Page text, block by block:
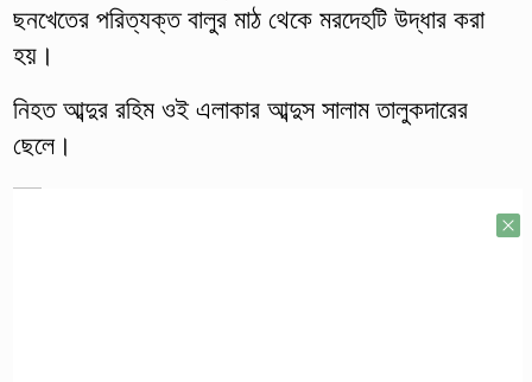
ছনখেতের পরিত্যক্ত বালুর মাঠ থেকে মরদেহটি উদ্ধার করা
হয়।
নিহত আব্দুর রহিম ওই এলাকার আব্দুস সালাম তালুকদারের
ছেলে।